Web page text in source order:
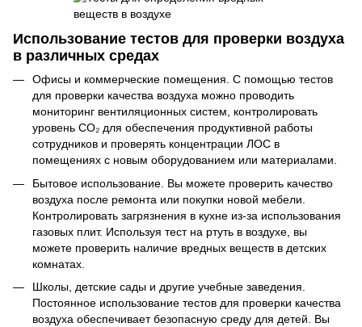
Использование тестов для проверки воздуха
в различных средах
Офисы и коммерческие помещения. С помощью тестов
для проверки качества воздуха можно проводить
мониторинг вентиляционных систем, контролировать
уровень CO₂ для обеспечения продуктивной работы
сотрудников и проверять концентрации ЛОС в
помещениях с новым оборудованием или материалами.
Бытовое использование. Вы можете проверить качество
воздуха после ремонта или покупки новой мебели.
Контролировать загрязнения в кухне из-за использования
газовых плит. Используя тест на ртуть в воздухе, вы
можете проверить наличие вредных веществ в детских
комнатах.
Школы, детские сады и другие учебные заведения.
Постоянное использование тестов для проверки качества
воздуха обеспечивает безопасную среду для детей. Вы